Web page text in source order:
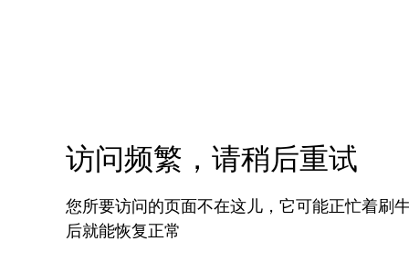
访问频繁，请稍后重试
您所要访问的页面不在这儿，它可能正忙着刷
后就能恢复正常